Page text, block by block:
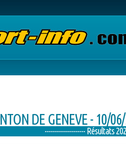
DE GENEVE - 10/
-------------------- Résultats